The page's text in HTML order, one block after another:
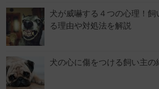
犬が威嚇する４つの心理！飼
る理由や対処法を解説
犬の心に傷をつける飼い主の